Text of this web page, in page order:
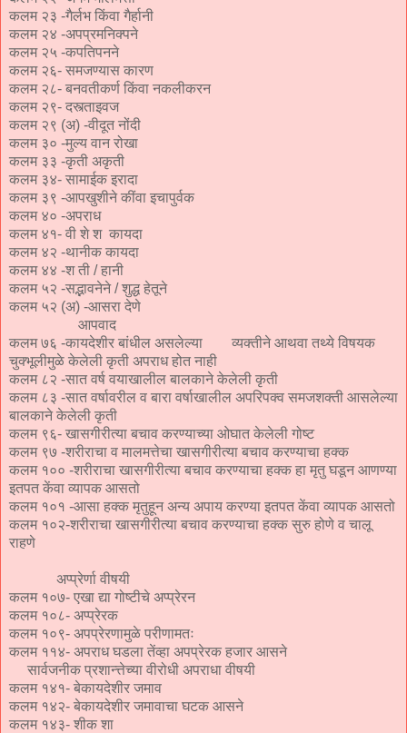
कलम २३ -गैर्लभ किंवा गैर्हानी
कलम २४ -अपप्रमनिक्पने
कलम २५ -कपतिपनने
कलम २६- समजण्यास कारण
कलम २८- बनवतीकर्ण किंवा नकलीकरन
कलम २९- दस्त्ताइवज
कलम २९ (अ) -वीदूत नोंदी
कलम ३० -मुल्य वान रोखा
कलम ३३ -कृती अकृती
कलम ३४- सामाईक इरादा
कलम ३९ -आपखुशीने कींवा इचापुर्वक
कलम ४० -अपराध
कलम ४१- वी शे श कायदा
कलम ४२ -थानीक कायदा
कलम ४४ -श ती / हानी
कलम ५२ -सद्भावनेने / शुद्ध हेतूने
कलम ५२ (अ) -आसरा देणे
आपवाद
कलम ७६ -कायदेशीर बांधील असलेल्या व्यक्तीने आथवा तथ्ये विषयक
चुक्भूलीमुळे केलेली कृती अपराध होत नाही
कलम ८२ -सात वर्ष वयाखालील बालकाने केलेली कृती
कलम ८३ -सात वर्षावरील व बारा वर्षाखालील अपरिपक्व समजशक्ती आसलेल्या
बालकाने केलेली कृती
कलम ९६- खासगीरीत्या बचाव करण्याच्या ओघात केलेली गोष्ट
कलम ९७ -शरीराचा व मालमत्तेचा खासगीरीत्या बचाव करण्याचा हक्क
कलम १०० -शरीराचा खासगीरीत्या बचाव करण्याचा हक्क हा मृतु घडून आणण्या
इतपत केंवा व्यापक आसतो
कलम १०१ -आसा हक्क मृतुहून अन्य अपाय करण्या इतपत केंवा व्यापक आसतो
कलम १०२-शरीराचा खासगीरीत्या बचाव करण्याचा हक्क सुरु होणे व चालू
राहणे
अप्प्रेर्णा वीषयी
कलम १०७- एखा द्या गोष्टीचे अप्प्रेरन
कलम १०८- अप्प्रेरक
कलम १०९- अपप्रेरणामुळे परीणामतः
कलम ११४- अपराध घडला तेंव्हा अपप्रेरक हजार आसने
सार्वजनीक प्रशान्त्तेच्या वीरोधी अपराधा वीषयी
कलम १४१- बेकायदेशीर जमाव
कलम १४२- बेकायदेशीर जमावाचा घटक आसने
कलम १४३- शीक शा